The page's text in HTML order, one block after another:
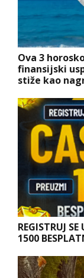
Ova 3
finansijski
stiže kao
REGISTRUJ
1500